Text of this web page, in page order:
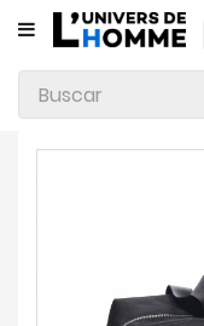
CATEGORÍA
Ropa
Interior
Loungewear